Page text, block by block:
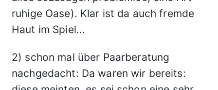
ruhige Oase). Klar ist da auch fremde
Haut im Spiel…
2) schon mal über Paarberatung
nachgedacht: Da waren wir bereits: